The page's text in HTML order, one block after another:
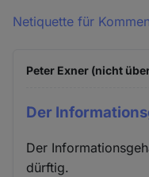
Netiquette für
Peter Exner (nicht
Der
Der
dürftig.